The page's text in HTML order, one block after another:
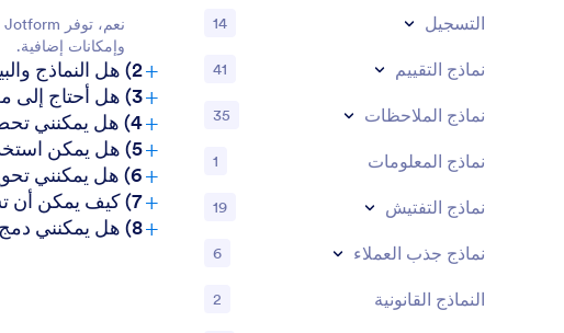
وإمكانات إضافية.
+2) هل النماذج والبيانات المُرسلة آمنة؟
+3) هل أحتاج إلى معرفة بالبرمجة لإنشاء نموذج خاص بوكيل عقاري؟
+4) هل يمكنني تحصيل المدفوعات مباشرةً من خلال النماذج؟
+5) هل يمكن استخدام هذه النماذج على الأجهزة المحمولة؟
+6) هل يمكنني تحويل البيانات المُرسلة عبر النماذج إلى مستندات PDF احترافية؟
+7) كيف يمكن أن تساعد نماذج الوكلاء العقاريين في الامتثال للوائح؟
+8) هل يمكنني دمج نماذج الوكلاء العقاريين مع نظام إدارة علاقات العملاء (CRM) الذي أستخدمه حالياً؟
التسجيل 14
نماذج التقييم 41
نماذج الملاحظات 35
نماذج المعلومات 1
نماذج التفتيش 19
نماذج جذب العملاء 6
النماذج القانونية 2